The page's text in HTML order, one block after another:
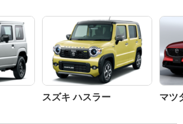
スズキ ハスラー マツ